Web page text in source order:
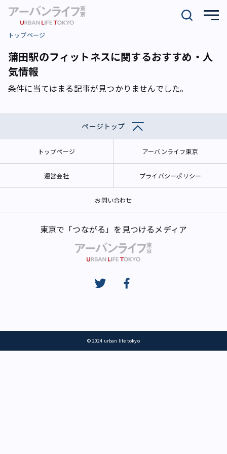
トップページ
蒲田駅のフィットネスに関するおすすめ・人
気情報
条件に当てはまる記事が見つかりませんでした。
ページトップ
トップページ アーバンライフ東京
運営会社 プライバシーポリシー
お問い合わせ
東京で「つながる」を見つけるメディア
© 2024 urban life tokyo